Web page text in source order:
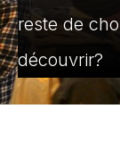
reste de
découvrir?